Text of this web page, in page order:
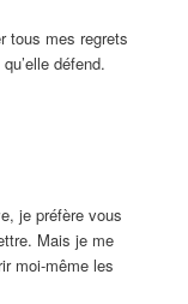
tous mes regrets
défend.
je préfère vous
Mais je me
moi-même les